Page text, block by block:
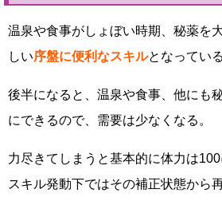
温泉や食事がしょぼい時期、秘薬を
しい序盤に便利なスキルとなっている
後半になると、温泉や食事、他にも
にできるので、需要は少なくなる。
力尽きてしまうと基本的に体力は
スキル発動下ではその補正状態から